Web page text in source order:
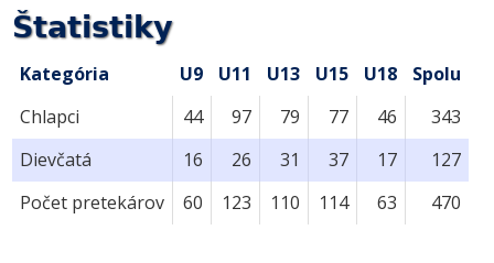
Štatistiky
Kategória U9 U11 U13 U15 U18
Spolu
Chlapci
44 97 79 77 46
343
Dievčatá
16 26 31 37 17
127
Počet pretekárov
60 123 110 114 63 470